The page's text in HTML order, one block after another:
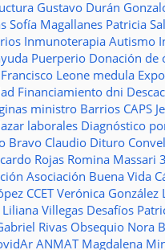
Gustavo Durán
Sofía Magallanes Patricia
Inmunoterapia Autismo
Puerperio Donación de
Francisco Leone medula
Financiamiento dni
ministro Barrios CAPS
laborales Diagnóstico
Bravo Claudio Dituro
Rojas Romina Massari
Asociación Buena Vida
CCETVerónica González
Liliana Villegas Desafíos
Rivas Obsequio Nora
ANMAT Magdalena